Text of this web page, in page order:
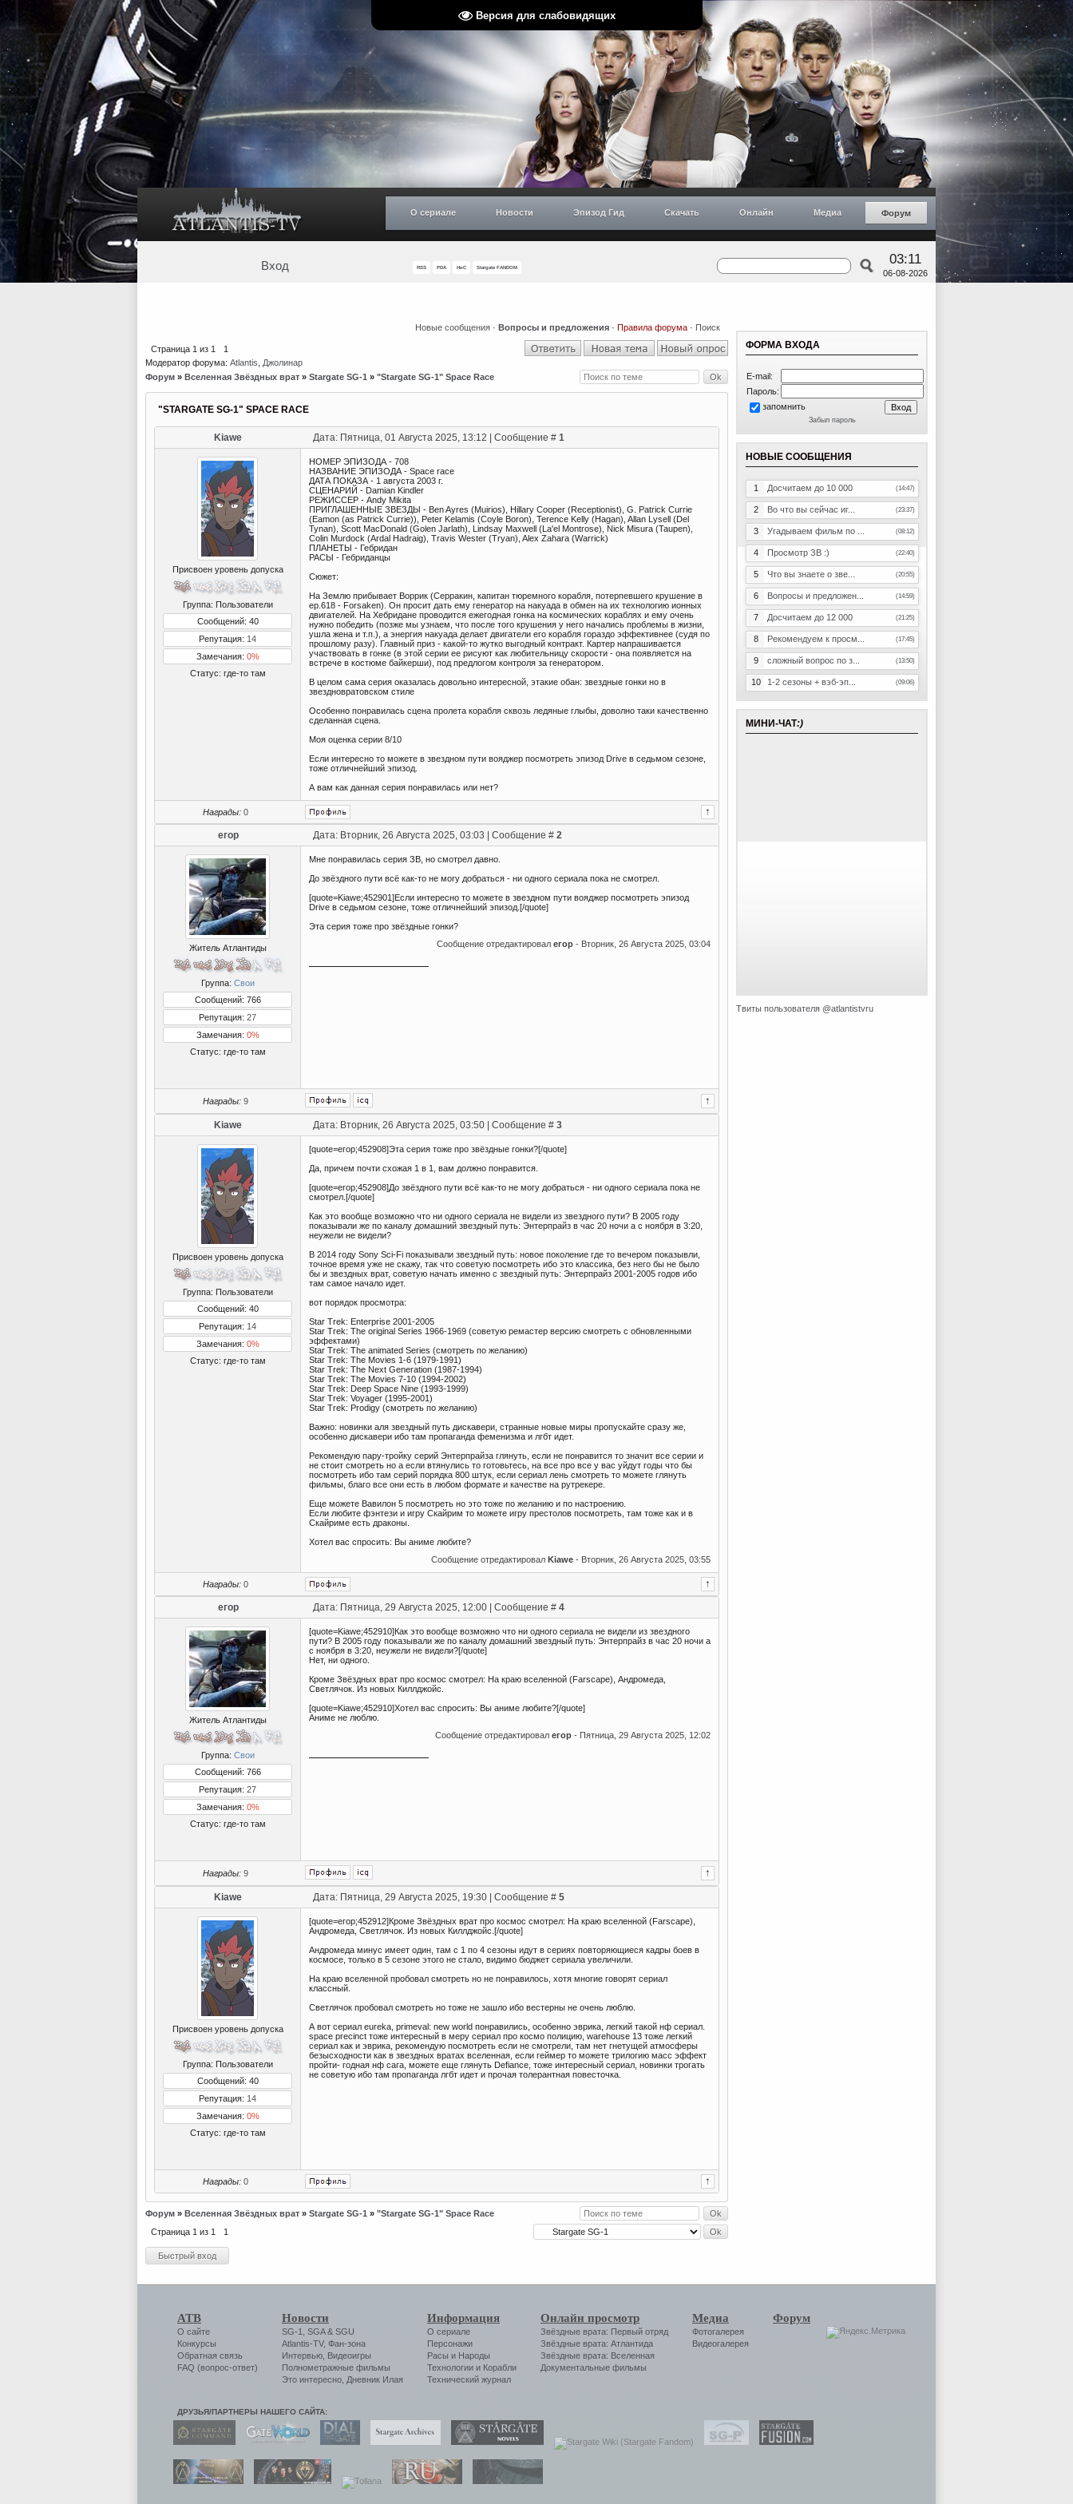
Версия для слабовидящих
О сериале Новости Эпизод Гид Скачать Онлайн Медиа Форум
Вход RSS PDA НиС Stargate FANDOM
03:11
06-08-2026
Новые сообщения · Вопросы и предложения · Правила форума · Поиск
Страница 1 из 1
1
Модератор форума: Atlantis
Джолинар
Форум » Вселенная Звёздных врат » Stargate SG-1 » "Stargate SG-1" Space Race
"STARGATE SG-1" SPACE RACE
Kiawe Дата: Пятница, 01 Августа 2025, 13:12 | Сообщение # 1
Присвоен уровень допуска
Группа: Пользователи
Сообщений: 40
Репутация: 14
Замечания: 0%
Статус: где-то там
НОМЕР ЭПИЗОДА - 708
НАЗВАНИЕ ЭПИЗОДА - Space race
ДАТА ПОКАЗА - 1 августа 2003 г.
СЦЕНАРИЙ - Damian Kindler
РЕЖИССЕР - Andy Mikita
ПРИГЛАШЕННЫЕ ЗВЕЗДЫ - Ben Ayres (Muirios), Hillary Cooper (Receptionist), G. Patrick Currie
(Eamon (as Patrick Currie)), Peter Kelamis (Coyle Boron), Terence Kelly (Hagan), Allan Lysell (Del
Tynan), Scott MacDonald (Golen Jarlath), Lindsay Maxwell (La'el Montrose), Nick Misura (Taupen),
Colin Murdock (Ardal Hadraig), Travis Wester (Tryan), Alex Zahara (Warrick)
ПЛАНЕТЫ - Гебридан
РАСЫ - Гебриданцы
Сюжет:
На Землю прибывает Воррик (Серракин, капитан тюремного корабля, потерпевшего крушение в
ep.618 - Forsaken). Он просит дать ему генератор на накуада в обмен на их технологию ионных
двигателей. На Хебридане проводится ежегодная гонка на космических кораблях и ему очень
нужно победить (позже мы узнаем, что после того крушения у него начались проблемы в жизни,
ушла жена и т.п.), а энергия накуада делает двигатели его корабля гораздо эффективнее (судя по
прошлому разу). Главный приз - какой-то жутко выгодный контракт. Картер напрашивается
участвовать в гонке (в этой серии ее рисуют как любительницу скорости - она появляется на
встрече в костюме байкерши), под предлогом контроля за генератором.
В целом сама серия оказалась довольно интересной, этакие обан: звездные гонки но в
звездновратовском стиле
Особенно понравилась сцена пролета корабля сквозь ледяные глыбы, доволно таки качественно
сделанная сцена.
Моя оценка серии 8/10
Если интересно то можете в звездном пути вояджер посмотреть эпизод Drive в седьмом сезоне,
тоже отличнейший эпизод.
А вам как данная серия понравилась или нет?
Награды: 0
егор Дата: Вторник, 26 Августа 2025, 03:03 | Сообщение # 2
Житель Атлантиды
Группа: Свои
Сообщений: 766
Репутация: 27
Замечания: 0%
Статус: где-то там
Мне понравилась серия ЗВ, но смотрел давно.
До звёздного пути всё как-то не могу добраться - ни одного сериала пока не смотрел.
[quote=Kiawe;452901]Если интересно то можете в звездном пути вояджер посмотреть эпизод
Drive в седьмом сезоне, тоже отличнейший эпизод.[/quote]
Эта серия тоже про звёздные гонки?
Сообщение отредактировал егор - Вторник, 26 Августа 2025, 03:04
Награды: 9
Kiawe Дата: Вторник, 26 Августа 2025, 03:50 | Сообщение # 3
Присвоен уровень допуска
Группа: Пользователи
Сообщений: 40
Репутация: 14
Замечания: 0%
Статус: где-то там
[quote=егор;452908]Эта серия тоже про звёздные гонки?[/quote]
Да, причем почти схожая 1 в 1, вам должно понравится.
[quote=егор;452908]До звёздного пути всё как-то не могу добраться - ни одного сериала пока не
смотрел.[/quote]
Как это вообще возможно что ни одного сериала не видели из звездного пути? В 2005 году
показывали же по каналу домашний звездный путь: Энтерпрайз в час 20 ночи а с ноября в 3:20,
неужели не видели?
В 2014 году Sony Sci-Fi показывали звездный путь: новое поколение где то вечером показывли,
точное время уже не скажу, так что советую посмотреть ибо это классика, без него бы не было
бы и звездных врат, советую начать именно с звездный путь: Энтерпрайз 2001-2005 годов ибо
там самое начало идет.
вот порядок просмотра:
Star Trek: Enterprise 2001-2005
Star Trek: The original Series 1966-1969 (советую ремастер версию смотреть с обновленными
эффектами)
Star Trek: The animated Series (смотреть по желанию)
Star Trek: The Movies 1-6 (1979-1991)
Star Trek: The Next Generation (1987-1994)
Star Trek: The Movies 7-10 (1994-2002)
Star Trek: Deep Space Nine (1993-1999)
Star Trek: Voyager (1995-2001)
Star Trek: Prodigy (смотреть по желанию)
Важно: новинки аля звездный путь дискавери, странные новые миры пропускайте сразу же,
особенно дискавери ибо там пропаганда феменизма и лгбт идет.
Рекомендую пару-тройку серий Энтерпрайза глянуть, если не понравится то значит все серии и
не стоит смотреть но а если втянулись то готовьтесь, на все про все у вас уйдут годы что бы
посмотреть ибо там серий порядка 800 штук, если сериал лень смотреть то можете глянуть
фильмы, благо все они есть в любом формате и качестве на рутрекере.
Еще можете Вавилон 5 посмотреть но это тоже по желанию и по настроению.
Если любите фэнтези и игру Скайрим то можете игру престолов посмотреть, там тоже как и в
Скайриме есть драконы.
Хотел вас спросить: Вы аниме любите?
Сообщение отредактировал Kiawe - Вторник, 26 Августа 2025, 03:55
Награды: 0
егор Дата: Пятница, 29 Августа 2025, 12:00 | Сообщение # 4
Житель Атлантиды
Группа: Свои
Сообщений: 766
Репутация: 27
Замечания: 0%
Статус: где-то там
[quote=Kiawe;452910]Как это вообще возможно что ни одного сериала не видели из звездного
пути? В 2005 году показывали же по каналу домашний звездный путь: Энтерпрайз в час 20 ночи а
с ноября в 3:20, неужели не видели?[/quote]
Нет, ни одного.
Кроме Звёздных врат про космос смотрел: На краю вселенной (Farscape), Андромеда,
Светлячок. Из новых Киллджойс.
[quote=Kiawe;452910]Хотел вас спросить: Вы аниме любите?[/quote]
Аниме не люблю.
Сообщение отредактировал егор - Пятница, 29 Августа 2025, 12:02
Награды: 9
Kiawe Дата: Пятница, 29 Августа 2025, 19:30 | Сообщение # 5
Присвоен уровень допуска
Группа: Пользователи
Сообщений: 40
Репутация: 14
Замечания: 0%
Статус: где-то там
[quote=егор;452912]Кроме Звёздных врат про космос смотрел: На краю вселенной (Farscape),
Андромеда, Светлячок. Из новых Киллджойс.[/quote]
Андромеда минус имеет один, там с 1 по 4 сезоны идут в сериях повторяющиеся кадры боев в
космосе, только в 5 сезоне этого не стало, видимо бюджет сериала увеличили.
На краю вселенной пробовал смотреть но не понравилось, хотя многие говорят сериал
классный.
Светлячок пробовал смотреть но тоже не зашло ибо вестерны не очень люблю.
А вот сериал eureka, primeval: new world понравились, особенно эврика, легкий такой нф сериал.
space precinct тоже интересный в меру сериал про космо полицию, warehouse 13 тоже легкий
сериал как и эврика, рекомендую посмотреть если не смотрели, там нет гнетущей атмосферы
безысходности как в звездных вратах вселенная, если геймер то можете трилогию масс эффект
пройти- годная нф сага, можете еще глянуть Defiance, тоже интересный сериал, новинки трогать
не советую ибо там пропаганда лгбт идет и прочая толерантная повесточка.
Награды: 0
Форум » Вселенная Звёздных врат » Stargate SG-1 » "Stargate SG-1" Space Race
Страница 1 из 1 1
ФОРМА ВХОДА
E-mail:
Пароль:
запомнить
Забыл пароль
НОВЫЕ СООБЩЕНИЯ
1 Досчитаем до 10 000 (14:47)
2 Во что вы сейчас иг... (23:37)
3 Угадываем фильм по ... (08:12)
4 Просмотр ЗВ :) (22:40)
5 Что вы знаете о зве... (20:55)
6 Вопросы и предложен... (14:59)
7 Досчитаем до 12 000 (21:25)
8 Рекомендуем к просм... (17:45)
9 сложный вопрос по з... (13:50)
10 1-2 сезоны + вэб-эп... (09:06)
МИНИ-ЧАТ:)
Твиты пользователя @atlantistvru
АТВ
О сайте
Конкурсы
Обратная связь
FAQ (вопрос-ответ)
Новости
SG-1 SGA& SGU
Atlantis-TV, Фан-зона
Интервью Видеоигры
Полнометражные фильмы
Это интересно Дневник Илая
Информация
О сериале
Персонажи
Расы и Народы
Технологии и Корабли
Технический журнал
Онлайн просмотр
Звёздные врата: Первый отряд
Звёздные врата: Атлантида
Звёздные врата: Вселенная
Документальные фильмы
Медиа
Фотогалерея
Видеогалерея
Форум
ДРУЗЬЯ/ПАРТНЕРЫ НАШЕГО САЙТА: